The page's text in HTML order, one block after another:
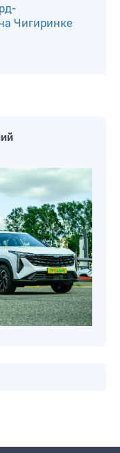
Чигиринке